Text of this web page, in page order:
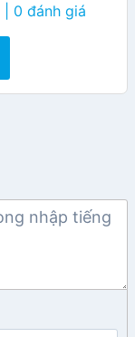
| 0 đánh giá